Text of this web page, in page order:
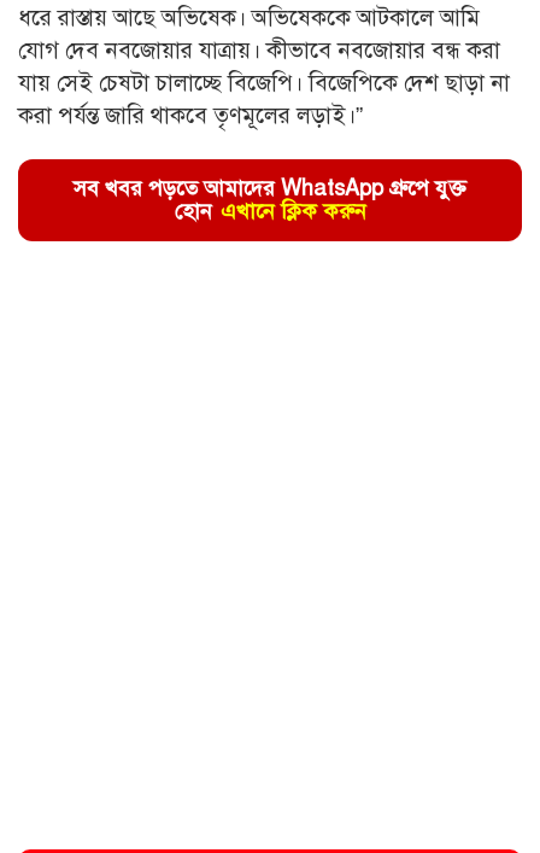
ধরে রাস্তায় আছে অভিষেক। অভিষেককে আটকালে আমি
যোগ দেব নবজোয়ার যাত্রায়। কীভাবে নবজোয়ার বন্ধ করা
যায় সেই চেষটা চালাচ্ছে বিজেপি। বিজেপিকে দেশ ছাড়া না
করা পর্যন্ত জারি থাকবে তৃণমূলের লড়াই।”
সব খবর পড়তে আমাদের WhatsApp গ্রুপে যুক্ত
হোন এখানে ক্লিক করুন